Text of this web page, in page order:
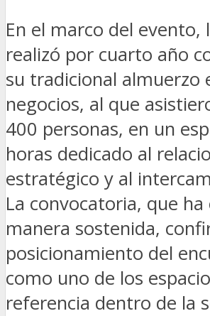
En el marco del evento,
realizó por cuarto año
su tradicional almuerzo
negocios, al que
400 personas, en un
horas dedicado al
estratégico y al
La convocatoria, que ha
manera sostenida,
posicionamiento del
como uno de los
referencia dentro de la